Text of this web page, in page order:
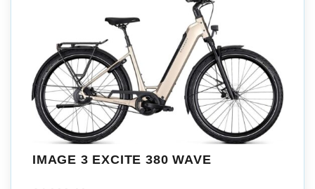
IMAGE 3 EXCITE 380 WAVE